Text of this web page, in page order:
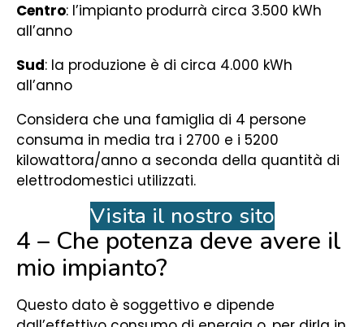
Centro: l’impianto produrrà circa 3.500 kWh
all’anno
Sud: la produzione è di circa 4.000 kWh
all’anno
Considera che una famiglia di 4 persone
consuma in media tra i 2700 e i 5200
kilowattora/anno a seconda della quantità di
elettrodomestici utilizzati.
Visita il nostro sito
4 – Che potenza deve avere il
mio impianto?
Questo dato è soggettivo e dipende